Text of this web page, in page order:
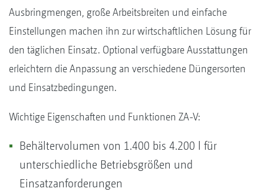
Ausbringmengen, große Arbeitsbreiten und einfache
Einstellungen machen ihn zur wirtschaftlichen Lösung für
den täglichen Einsatz. Optional verfügbare Ausstattungen
erleichtern die Anpassung an verschiedene Düngersorten
und Einsatzbedingungen.
Wichtige Eigenschaften und Funktionen ZA-V:
Behältervolumen von 1.400 bis 4.200 l für
unterschiedliche Betriebsgrößen und
Einsatzanforderungen